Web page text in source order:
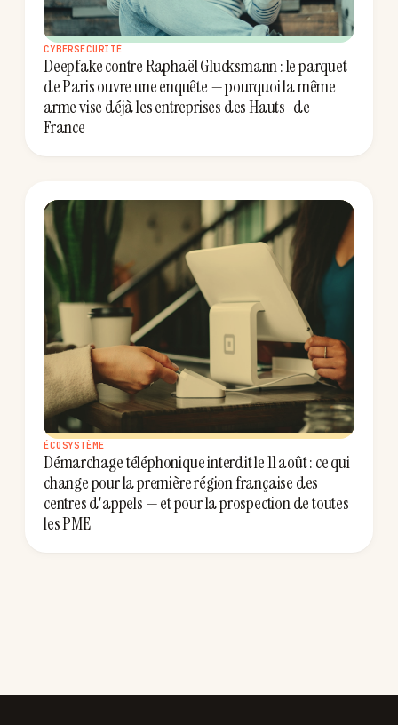
CYBERSÉCURITÉ
Deepfake contre Raphaël Glucksmann : le parquet
de Paris ouvre une enquête — pourquoi la même
arme vise déjà les entreprises des Hauts-de-
France
ÉCOSYSTÈME
Démarchage téléphonique interdit le 11 août : ce qui
change pour la première région française des
centres d'appels — et pour la prospection de toutes
les PME